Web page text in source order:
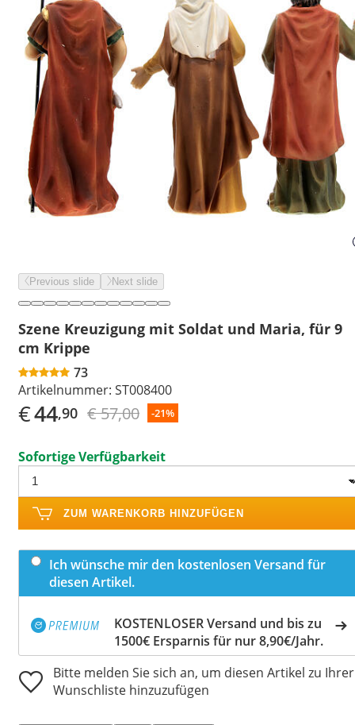
Previous slide Next slide
Szene Kreuzigung mit Soldat und Maria, für 9
cm Krippe
73
Artikelnummer: ST008400
€44,90 € 57,00 -21%
Sofortige Verfügbarkeit
ZUM WARENKORB HINZUFÜGEN
Ich wünsche mir den kostenlosen Versand für
diesen Artikel.
KOSTENLOSER Versand und bis zu
1500€ Ersparnis für nur 8,90€/Jahr.
Bitte melden Sie sich an, um diesen Artikel zu Ihrer
Wunschliste hinzuzufügen